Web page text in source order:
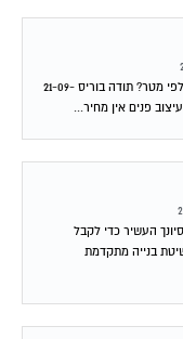
שלום, כמה בערך עולה לעצה את הבית, טווח מחירים לפי מטר? תודה בוריס 21-09-
העשיר כדי לקבל